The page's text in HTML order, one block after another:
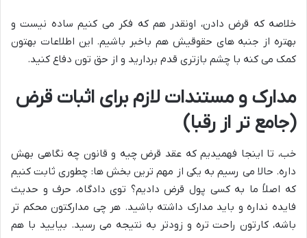
خلاصه که قرض دادن، اونقدر هم که فکر می کنیم ساده نیست و
بهتره از جنبه های حقوقیش هم باخبر باشیم. این اطلاعات بهتون
کمک می کنه با چشم بازتری قدم بردارید و از حق تون دفاع کنید.
مدارک و مستندات لازم برای اثبات قرض
(جامع تر از رقبا)
خب، تا اینجا فهمیدیم که عقد قرض چیه و قانون چه نگاهی بهش
داره. حالا می رسیم به یکی از مهم ترین بخش ها: چطوری ثابت کنیم
که اصلاً ما به کسی پول قرض دادیم؟ توی دادگاه، حرف و حدیث
فایده نداره و باید مدارک داشته باشید. هر چی مدارکتون محکم تر
باشه، کارتون راحت تره و زودتر به نتیجه می رسید. بیایید با هم